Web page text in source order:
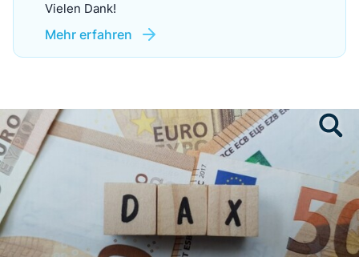
Vielen Dank!
Mehr erfahren